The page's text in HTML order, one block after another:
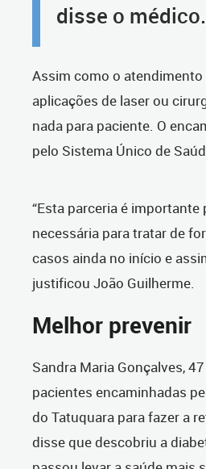
disse o médico.
Assim como o atendimento
aplicações de laser ou
nada para paciente. O
pelo Sistema Único de
“Esta parceria é
necessária para tratar de
casos ainda no início e
justificou João Guilherme.
Melhor prevenir
Sandra Maria Gonçalves,
pacientes encaminhadas
do Tatuquara para fazer a
disse que descobriu a